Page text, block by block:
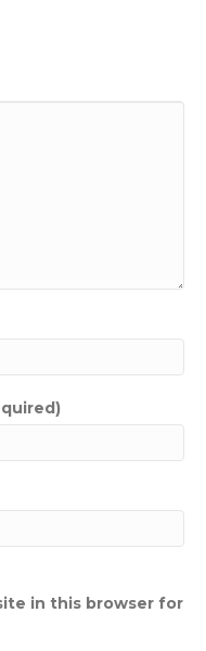
in this browser for